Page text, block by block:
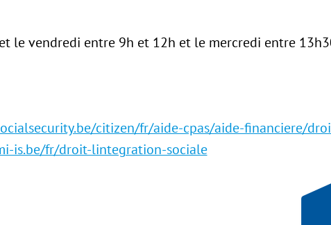
le vendredi entre 9h et 12h et le mercredi entre
citizen/fr/aide-cpas/aide-financiere/
is.be/fr/droit-lintegration-sociale